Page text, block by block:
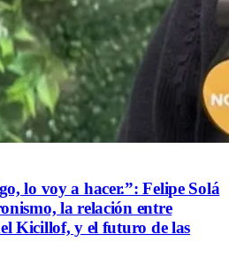
lo voy a hacer.”: Felipe Solá
la relación entre
Kicillof, y el futuro de las